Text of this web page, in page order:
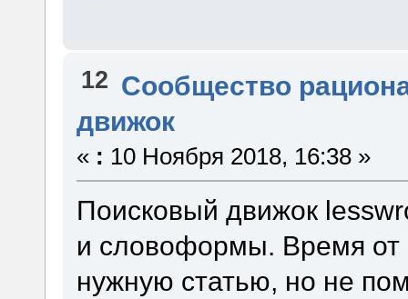
12 Сообщество
движок
« : 10 Ноября 2018, 16:38 »
Поисковый движок
и словоформы. Время от
нужную статью, но не